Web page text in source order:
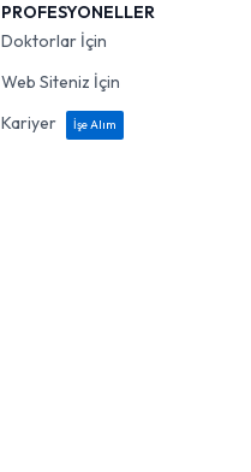
PROFESYONELLER
Doktorlar İçin
Web Siteniz İçin
Kariyer
İşe Alım